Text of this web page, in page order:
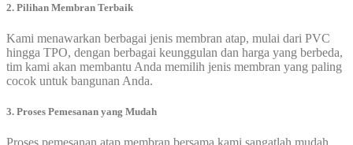
2. Pilihan Membran Terbaik
Kami menawarkan berbagai jenis membran atap, mulai dari PVC
hingga TPO, dengan berbagai keunggulan dan harga yang berbeda,
tim kami akan membantu Anda memilih jenis membran yang paling
cocok untuk bangunan Anda.
3. Proses Pemesanan yang Mudah
Proses pemesanan atap membran bersama kami sangatlah mudah,